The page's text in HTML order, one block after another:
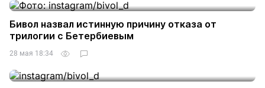
Бивол назвал истинную причину отказа от
трилогии с Бетербиевым
28 мая 18:34